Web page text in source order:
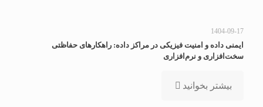
1404-09-17
ایمنی داده و امنیت فیزیکی در مراکز داده: راهکارهای حفاظتی
سخت‌افزاری و نرم‌افزاری
بیشتر بخوانید